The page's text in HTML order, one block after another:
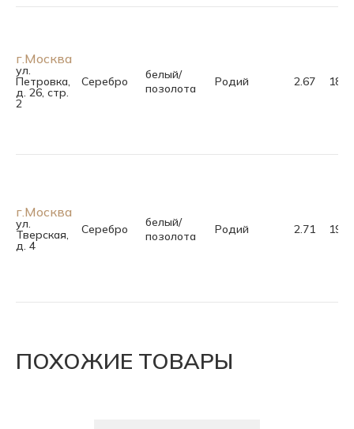
г.Москва
ул.
Петровка,
д. 26, стр.
2
Серебро
белый/
позолота
Родий 2.67 18.0
г.Москва
ул.
Тверская,
д. 4
Серебро
белый/
позолота
Родий 2.71 19.0
ПОХОЖИЕ ТОВАРЫ